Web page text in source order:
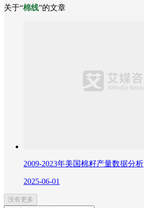
关于“棉线”的文章
2009-2023年美国棉籽产量数据分析
2025-06-01
没有更多